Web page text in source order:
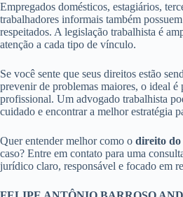
Empregados domésticos, estagiários,
trabalhadores informais também
respeitados. A legislação trabalhista é
atenção a cada tipo de vínculo.
Se você sente que seus direitos estão
prevenir de problemas maiores, o ideal é
profissional. Um advogado trabalhista
cuidado e encontrar a melhor estratégia
Quer entender melhor como o direito
caso? Entre em contato para uma
jurídico claro, responsável e focado em